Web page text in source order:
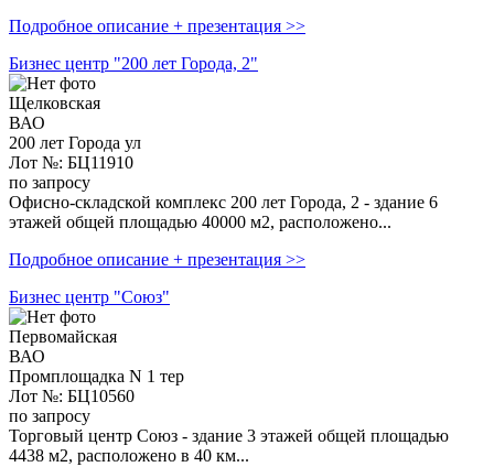
Подробное описание + презентация >>
Бизнес центр "200 лет Города, 2"
Щелковская
ВАО
200 лет Города ул
Лот №: БЦ11910
по запросу
Офисно-складской комплекс 200 лет Города, 2 - здание 6
этажей общей площадью 40000 м2, расположено...
Подробное описание + презентация >>
Бизнес центр "Союз"
Первомайская
ВАО
Промплощадка N 1 тер
Лот №: БЦ10560
по запросу
Торговый центр Союз - здание 3 этажей общей площадью
4438 м2, расположено в 40 км...